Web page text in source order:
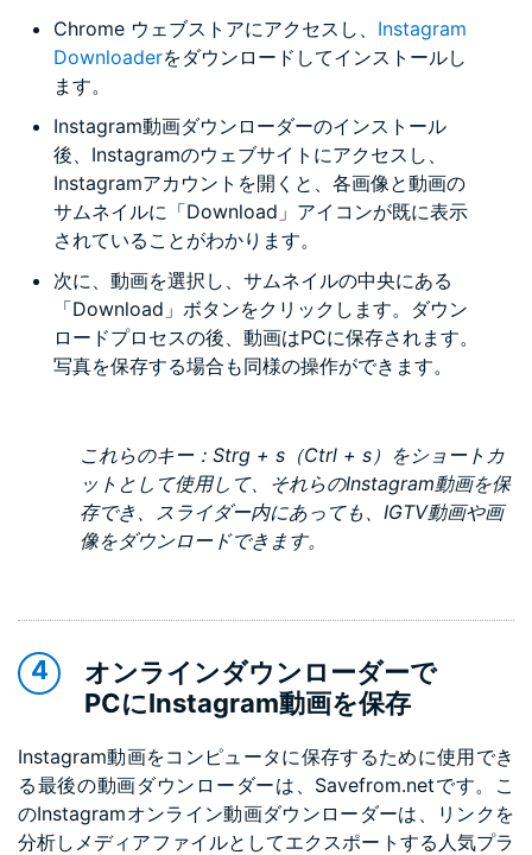
Chrome ウェブストアにアクセスし、 Instagram
Downloaderをダウンロードしてインストールし
ます。
Instagram動画ダウンローダーのインストール
後、Instagramのウェブサイトにアクセスし、
Instagramアカウントを開くと、各画像と動画の
サムネイルに「Download」アイコンが既に表示
されていることがわかります。
次に、動画を選択し、サムネイルの中央にある
「Download」ボタンをクリックします。ダウン
ロードプロセスの後、動画はPCに保存されます。
写真を保存する場合も同様の操作ができます。
これらのキー：Strg + s（Ctrl + s）をショートカ
ットとして使用して、それらのInstagram動画を保
存でき、スライダー内にあっても、IGTV動画や画
像をダウンロードできます。
オンラインダウンローダーで
PCにInstagram動画を保存
Instagram動画をコンピュータに保存するために使用でき
る最後の動画ダウンローダーは、Savefrom.netです。こ
のInstagramオンライン動画ダウンローダーは、リンクを
分析しメディアファイルとしてエクスポートする人気プラ